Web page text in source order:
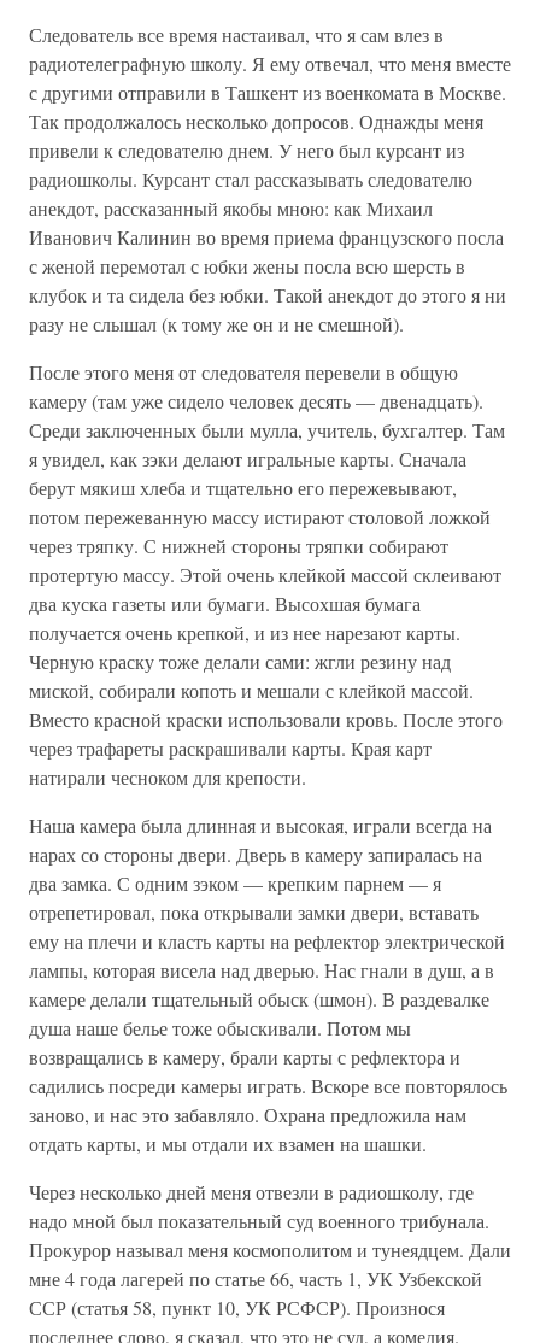
Следователь все время настаивал, что я сам влез в
радиотелеграфную школу. Я ему отвечал, что меня вместе
с другими отправили в Ташкент из военкомата в Москве.
Так продолжалось несколько допросов. Однажды меня
привели к следователю днем. У него был курсант из
радиошколы. Курсант стал рассказывать следователю
анекдот, рассказанный якобы мною: как Михаил
Иванович Калинин во время приема французского посла
с женой перемотал с юбки жены посла всю шерсть в
клубок и та сидела без юбки. Такой анекдот до этого я ни
разу не слышал (к тому же он и не смешной).
После этого меня от следователя перевели в общую
камеру (там уже сидело человек десять — двенадцать).
Среди заключенных были мулла, учитель, бухгалтер. Там
я увидел, как зэки делают игральные карты. Сначала
берут мякиш хлеба и тщательно его пережевывают,
потом пережеванную массу истирают столовой ложкой
через тряпку. С нижней стороны тряпки собирают
протертую массу. Этой очень клейкой массой склеивают
два куска газеты или бумаги. Высохшая бумага
получается очень крепкой, и из нее нарезают карты.
Черную краску тоже делали сами: жгли резину над
миской, собирали копоть и мешали с клейкой массой.
Вместо красной краски использовали кровь. После этого
через трафареты раскрашивали карты. Края карт
натирали чесноком для крепости.
Наша камера была длинная и высокая, играли всегда на
нарах со стороны двери. Дверь в камеру запиралась на
два замка. С одним зэком — крепким парнем — я
отрепетировал, пока открывали замки двери, вставать
ему на плечи и класть карты на рефлектор электрической
лампы, которая висела над дверью. Нас гнали в душ, а в
камере делали тщательный обыск (шмон). В раздевалке
душа наше белье тоже обыскивали. Потом мы
возвращались в камеру, брали карты с рефлектора и
садились посреди камеры играть. Вскоре все повторялось
заново, и нас это забавляло. Охрана предложила нам
отдать карты, и мы отдали их взамен на шашки.
Через несколько дней меня отвезли в радиошколу, где
надо мной был показательный суд военного трибунала.
Прокурор называл меня космополитом и тунеядцем. Дали
мне 4 года лагерей по статье 66, часть 1, УК Узбекской
ССР (статья 58, пункт 10, УК РСФСР). Произнося
последнее слово, я сказал, что это не суд, а комедия.